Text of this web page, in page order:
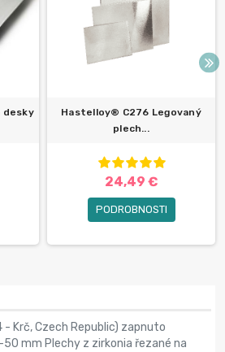
desky
Hastelloy® C276 Legovaný
plech...
24,49 €
PODROBNOSTI
- Krč, Czech Republic) zapnuto
mm Plechy z zirkonia řezané na